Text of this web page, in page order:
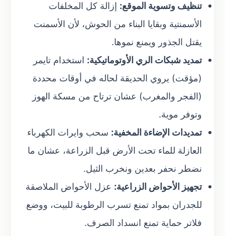
تنظيف وتسوية الموقع: إزالة كل المخلفات
الأسمنتية وبقايا البناء من الحوش، لأن الأسمنت
يقتل الجذور ويمنع نموها.
تمديد شبكات الري الأوتوماتيكية: استخدام تايمر
(مؤقت) يروي الحديقة لحاله في أوقات محددة
(الفجر والمغرب) عشان ترتاح من مسكة الهوز
وتوفر موية.
تمديدات الإضاءة المخفية: سحب وايرات الكهرباء
العازلة للماء تحت الأرض قبل الزراعة، عشان ما
نضطر نحفر بعدين ونخرب الثيل.
تجهيز الأحواض الزراعية: عزل الأحواض الملاصقة
للجدران بمواد تمنع تسرب الرطوبة للبيت، ووضع
فلاتر حماية تمنع انسداد الصرف.